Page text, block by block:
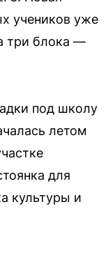
учеников уже
три блока —
под школу
летом
для
культуры и